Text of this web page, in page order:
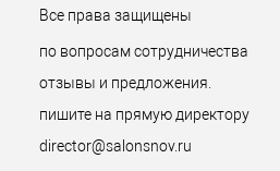
Все права защищены
по вопросам сотрудничества
отзывы и предложения.
пишите на прямую директору
director@salonsnov.ru